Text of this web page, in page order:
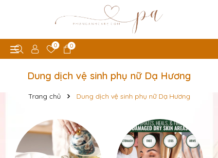
0 0
Dung dịch vệ sinh phụ nữ Dạ Hương
Trang chủ Dung dịch vệ sinh phụ nữ Dạ Hương